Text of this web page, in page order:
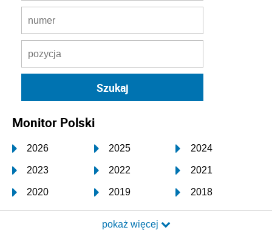
Monitor Polski
2026 2025 2024
2023 2022 2021
2020 2019 2018
2017 2016 2015
pokaż więcej